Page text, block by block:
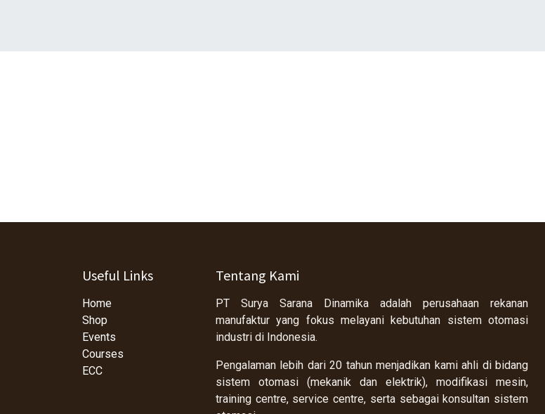
Useful Links
Home
Shop
Events
Courses
ECC
Tentang Kami
PT Surya Sarana Dinamika adalah perusahaan rekanan
manufaktur yang fokus melayani kebutuhan sistem otomasi
industri di Indonesia.
Pengalaman lebih dari 20 tahun menjadikan kami ahli di bidang
sistem otomasi (mekanik dan elektrik), modifikasi mesin,
training centre, service centre, serta sebagai konsultan sistem